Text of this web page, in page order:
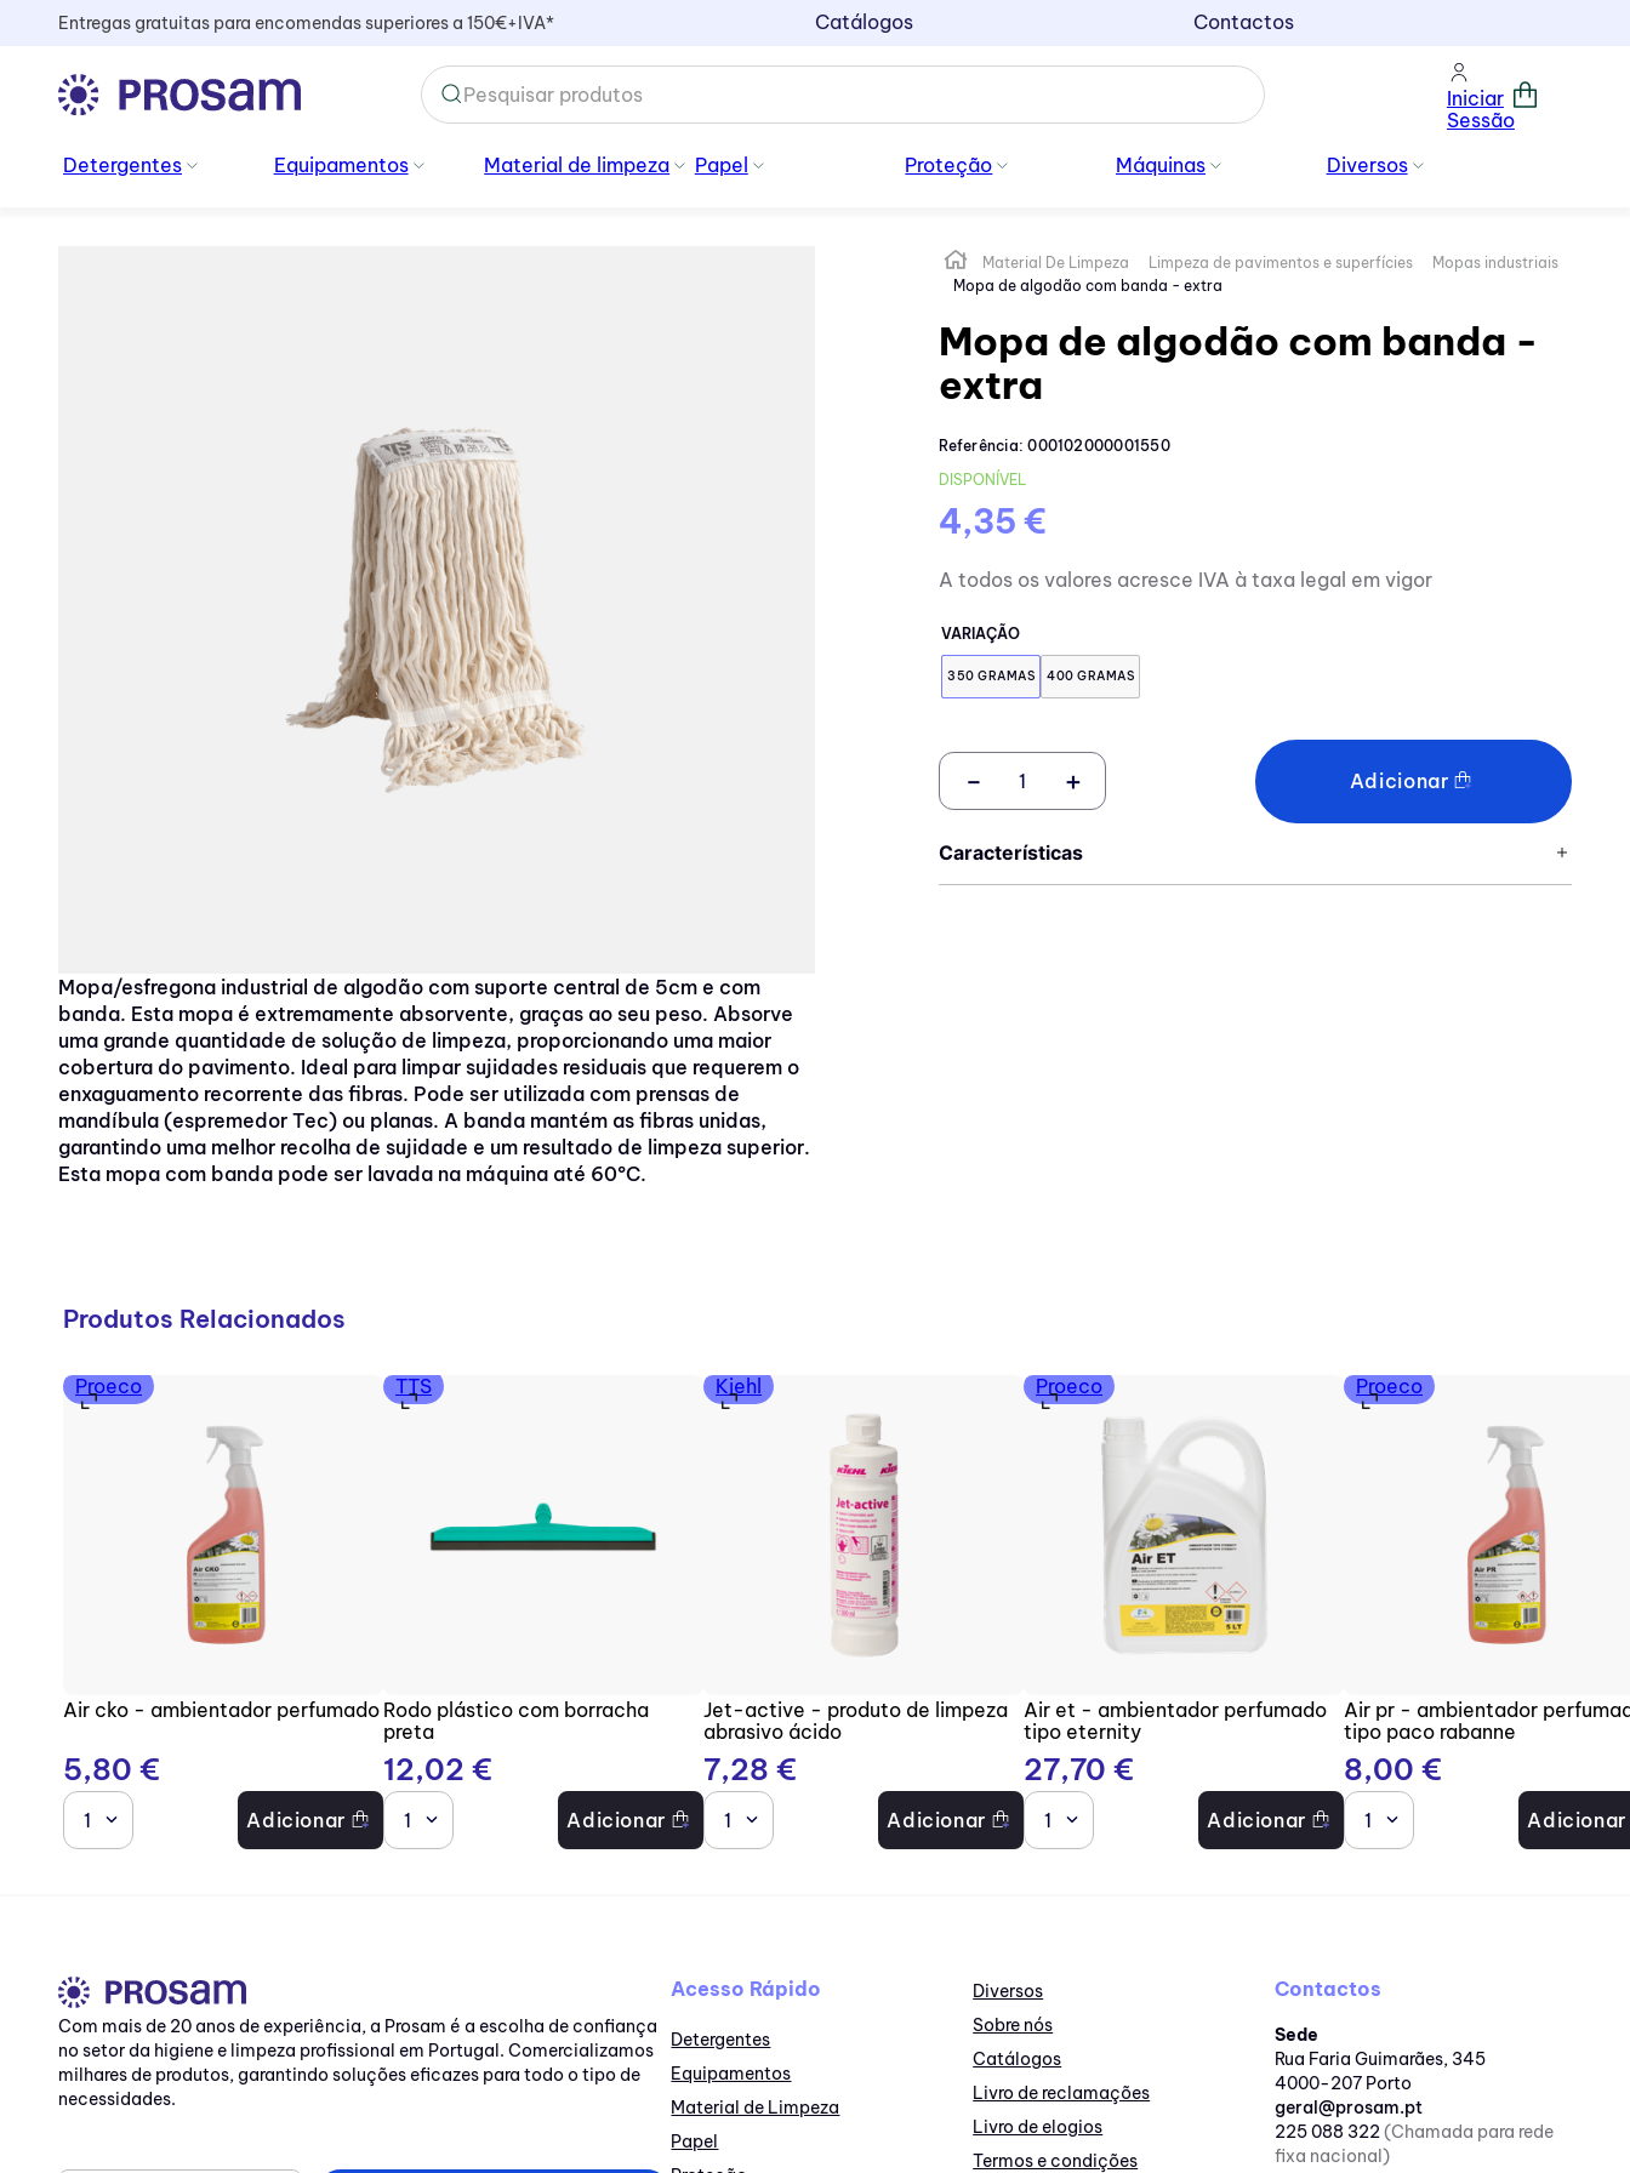
Entregas gratuitas para encomendas superiores a 150€+IVA* Catálogos Contactos
TERMOS MAIS BUSCADOS
kiehl
Iniciar
Sessão
Detergentes
Equipamentos Material de limpeza Papel Proteção Máquinas Diversos
Mopa/esfregona industrial de algodão com suporte central de 5cm e com
banda. Esta mopa é extremamente absorvente, graças ao seu peso. Absorve
uma grande quantidade de solução de limpeza, proporcionando uma maior
cobertura do pavimento. Ideal para limpar sujidades residuais que requerem o
enxaguamento recorrente das fibras. Pode ser utilizada com prensas de
mandíbula (espremedor Tec) ou planas. A banda mantém as fibras unidas,
garantindo uma melhor recolha de sujidade e um resultado de limpeza superior.
Esta mopa com banda pode ser lavada na máquina até 60ºC.
Material De Limpeza Limpeza de pavimentos e superfícies
Mopas industriais
Mopa de algodão com banda - extra
Mopa de algodão com banda -
extra
Referência:000102000001550
DISPONÍVEL
4,35 €
A todos os valores acresce IVA à taxa legal em vigor
VARIAÇÃO
350 GRAMAS 400 GRAMAS
＋
－ Adicionar
Características
Produtos Relacionados
Proeco
Air cko - ambientador perfumado
5,80 €
1 Adicionar
TTS
Rodo plástico com borracha
preta
12,02 €
1 Adicionar
Kiehl
Jet-active - produto de limpeza
abrasivo ácido
7,28 €
1 Adicionar
Proeco
Air et - ambientador perfumado
tipo eternity
27,70 €
1 Adicionar
Proeco
Air pr - ambientador
tipo paco rabanne
8,00 €
1 Adicionar
Com mais de 20 anos de experiência, a Prosam é a escolha de confiança
no setor da higiene e limpeza profissional em Portugal. Comercializamos
milhares de produtos, garantindo soluções eficazes para todo o tipo de
necessidades.
Acesso Rápido
Detergentes
Equipamentos
Material de Limpeza
Papel
Diversos
Sobre nós
Catálogos
Livro de reclamações
Livro de elogios
Termos e condições
Contactos
Sede
Rua Faria Guimarães, 345
4000-207 Porto
geral@prosam.pt
225 088 322(Chamada para rede
fixa nacional)